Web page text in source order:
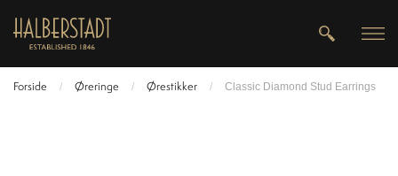
Forside / Øreringe / Ørestikker / Classic Diamond Stud Earrings